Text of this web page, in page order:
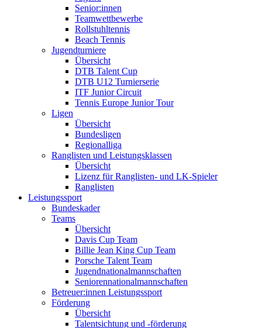
Senior:innen
Teamwettbewerbe
Rollstuhltennis
Beach Tennis
Jugendturniere
Übersicht
DTB Talent Cup
DTB U12 Turnierserie
ITF Junior Circuit
Tennis Europe Junior Tour
Ligen
Übersicht
Bundesligen
Regionalliga
Ranglisten und Leistungsklassen
Übersicht
Lizenz für Ranglisten- und LK-Spieler
Ranglisten
Leistungssport
Bundeskader
Teams
Übersicht
Davis Cup Team
Billie Jean King Cup Team
Porsche Talent Team
Jugendnationalmannschaften
Seniorennationalmannschaften
Betreuer:innen Leistungssport
Förderung
Übersicht
Talentsichtung und -förderung